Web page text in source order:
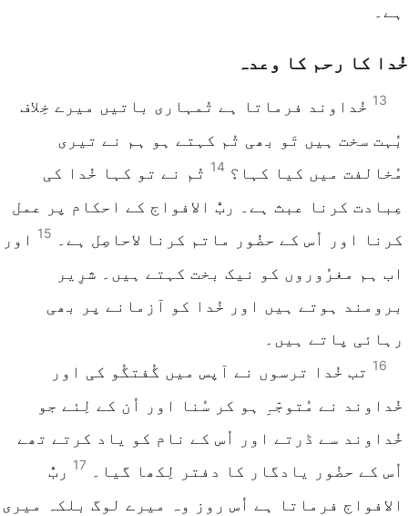
ہے۔
خُدا کا رحم کا وعدہ
13 خُداوند فرماتا ہے تُمہاری باتیں میرے خِلاف
بُہت سخت ہیں تَو بھی تُم کہتے ہو ہم نے تیری
مُخالفت میں کیا کہا؟ 14 تُم نے تو کہا خُدا کی
عِبادت کرنا عبث ہے۔ ربُّ الافواج کے احکام پر عمل
کرنا اور اُس کے حضُور ماتم کرنا لاحاصِل ہے۔ 15
اور
اب ہم مغرُوروں کو نیک بخت کہتے ہیں۔ شرِیر
برومند ہوتے ہیں اور خُدا کو آزمانے پر بھی
رہائی پاتے ہیں۔
16 تب خُدا ترسوں نے آپس میں گُفتگُو کی اور
خُداوند نے مُتوجّہِ ہو کر سُنا اور اُن کے لِئے جو
خُداوند سے ڈرتے اور اُس کے نام کو یاد کرتے تھے
اُس کے حضُور یادگار کا دفتر لِکھا گیا۔ 17 ربُّ
الافواج فرماتا ہے اُس روز وہ میرے لوگ بلکہ میری